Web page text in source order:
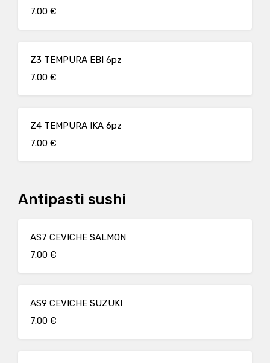
7.00 €
Z3 TEMPURA EBI 6pz
7.00 €
Z4 TEMPURA IKA 6pz
7.00 €
Antipasti sushi
AS7 CEVICHE SALMON
7.00 €
AS9 CEVICHE SUZUKI
7.00 €